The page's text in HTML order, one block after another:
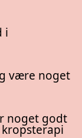
i
være noget
noget godt